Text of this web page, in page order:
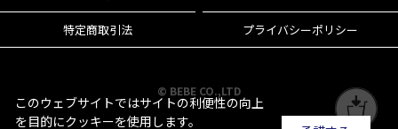
特定商取引法 プライバシーポリシー
© BEBE CO.,LTD
このウェブサイトではサイトの利便性の向上
を目的にクッキーを使用します。